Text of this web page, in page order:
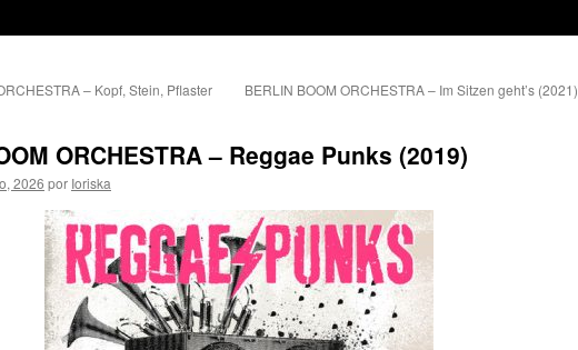
– Kopf, Stein, Pflaster
BERLIN BOOM ORCHESTRA – Im Sitzen geht’s (2021)
ORCHESTRA – Reggae Punks (2019)
2026 por Ioriska